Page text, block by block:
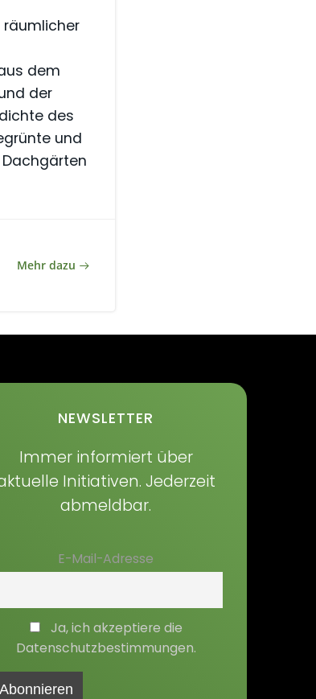
räumlicher
dem
der
des
und
Mehr dazu
NEWSLETTER
Immer informiert über
Initiativen. Jederzeit
abmeldbar.
E-Mail-Adresse
Ja, ich akzeptiere die
Datenschutzbestimmungen.